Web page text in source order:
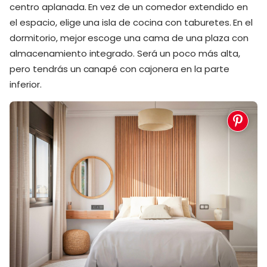
centro aplanada. En vez de un comedor extendido en
el espacio, elige una isla de cocina con taburetes. En el
dormitorio, mejor escoge una cama de una plaza con
almacenamiento integrado. Será un poco más alta,
pero tendrás un canapé con cajonera en la parte
inferior.